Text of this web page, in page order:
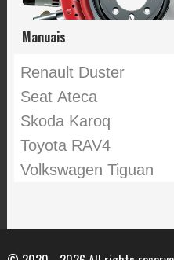
Manuais
Renault Duster
Seat Ateca
Skoda Karoq
Toyota RAV4
Volkswagen Tiguan